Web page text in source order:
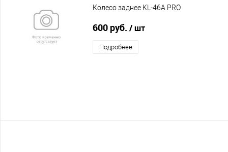
Колесо заднее KL-46A PRO
600 руб. / шт
Подробнее